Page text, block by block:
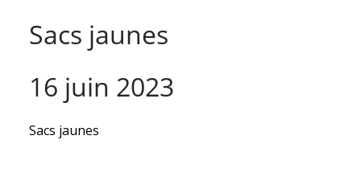
Sacs jaunes
16 juin 2023
Sacs jaunes